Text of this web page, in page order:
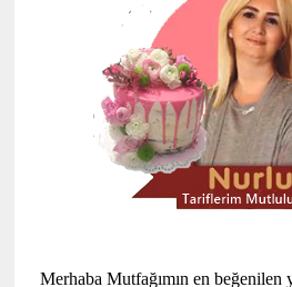
Merhaba Mutfağımın en